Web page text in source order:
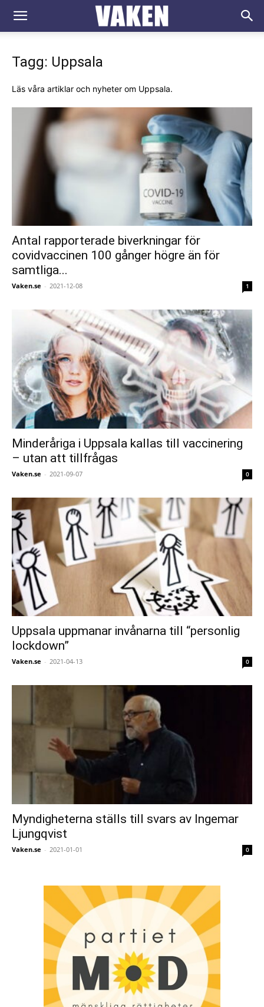
VAKEN.se
Tagg: Uppsala
Läs våra artiklar och nyheter om Uppsala.
Antal rapporterade biverkningar för
covidvaccinen 100 gånger högre än för
samtliga...
Vaken.se - 2021-12-08 1
Minderåriga i Uppsala kallas till vaccinering
– utan att tillfrågas
Vaken.se - 2021-09-07 0
Uppsala uppmanar invånarna till “personlig
lockdown”
Vaken.se - 2021-04-13 0
Myndigheterna ställs till svars av Ingemar
Ljungqvist
Vaken.se - 2021-01-01 0